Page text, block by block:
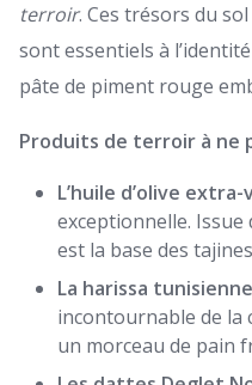
terroir. Ces trésors du
sont essentiels à
pâte de piment rouge
Produits de terroir à ne
L’huile d’olive
exceptionnelle.
est la base des
La harissa tunisienne
incontournable de la
un morceau de pain